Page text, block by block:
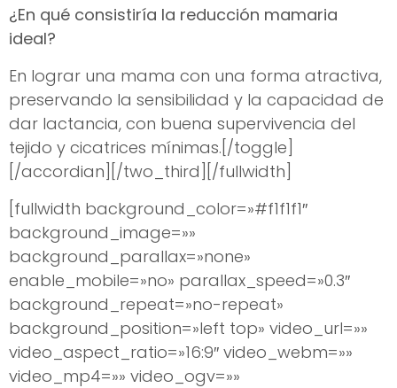
¿En qué consistiría la reducción mamaria
ideal?
En lograr una mama con una forma atractiva,
preservando la sensibilidad y la capacidad de
dar lactancia, con buena supervivencia del
tejido y cicatrices mínimas.[/toggle]
[/accordian][/two_third][/fullwidth]
[fullwidth background_color=»#f1f1f1″
background_image=»»
background_parallax=»none»
enable_mobile=»no» parallax_speed=»0.3″
background_repeat=»no-repeat»
background_position=»left top» video_url=»»
video_aspect_ratio=»16:9″ video_webm=»»
video_mp4=»» video_ogv=»»